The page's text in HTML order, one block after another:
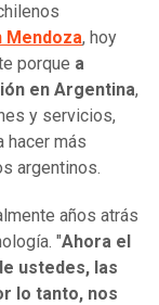
Mendoza, hoy
porque a
en Argentina,
y servicios,
hacer más
argentinos.
años atrás
"Ahora el
ustedes, las
lo tanto, nos